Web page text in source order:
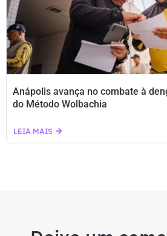
Anápolis avança no combate à
do Método Wolbachia
LEIA MAIS